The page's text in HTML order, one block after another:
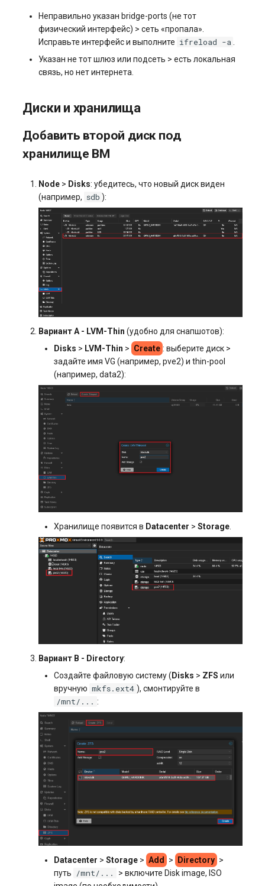
Неправильно указан bridge-ports (не тот
физический интерфейс) > сеть «пропала».
Исправьте интерфейс и выполните ifreload -a
Указан не тот шлюз или подсеть > есть локальная
связь, но нет интернета.
Диски и хранилища
Добавить второй диск под
хранилище ВМ
Node> Disks: убедитесь, что новый диск виден
(например, sdb ):
Вариант A - LVM-Thin (удобно для снапшотов):
Disks > LVM-Thin > Create : выберите диск >
задайте имя VG (например, pve2) и thin-pool
(например, data2):
Хранилище появится в Datacenter > Storage.
Вариант B - Directory:
Создайте файловую систему ( Disks > ZFS или
вручную mkfs.ext4 ), смонтируйте в
/mnt/... :
Datacenter > Storage> Add > Directory >
путь
/mnt/...
> включите Disk image, ISO